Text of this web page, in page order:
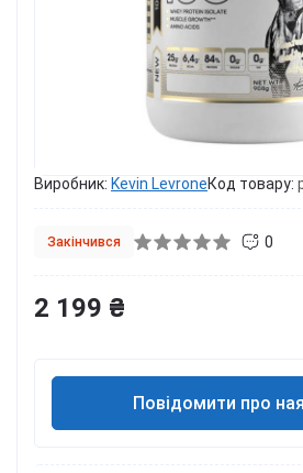
Виробник: Kevin LevroneКод товару:
Закінчився 0
2 199 ₴
Повідомити про